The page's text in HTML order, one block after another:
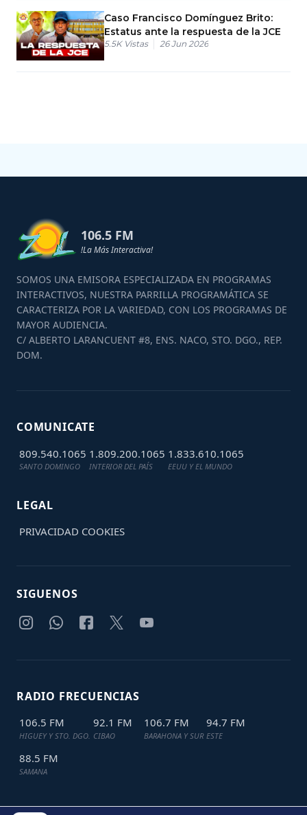
Caso Francisco Domínguez Brito:
Estatus ante la respuesta de la JCE
5.5K Vistas 26 Jun 2026
106.5 FM
!La Más Interactiva!
SOMOS UNA EMISORA ESPECIALIZADA EN PROGRAMAS
INTERACTIVOS, NUESTRA PARRILLA PROGRAMÁTICA SE
CARACTERIZA POR LA VARIEDAD, CON LOS PROGRAMAS DE
MAYOR AUDIENCIA.
C/ ALBERTO LARANCUENT #8, ENS. NACO, STO. DGO., REP.
DOM.
COMUNICATE
809.540.1065
SANTO DOMINGO
1.809.200.1065
INTERIOR DEL PAÍS
1.833.610.1065
EEUU Y EL MUNDO
LEGAL
PRIVACIDAD COOKIES
SIGUENOS
RADIO FRECUENCIAS
106.5 FM
HIGUEY Y STO. DGO.
92.1 FM
CIBAO
106.7 FM
BARAHONA Y SUR
94.7 FM
ESTE
88.5 FM
SAMANA